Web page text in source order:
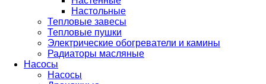
Настольные
Тепловые завесы
Тепловые пушки
Электрические обогреватели и камины
Радиаторы масляные
Насосы
Насосы